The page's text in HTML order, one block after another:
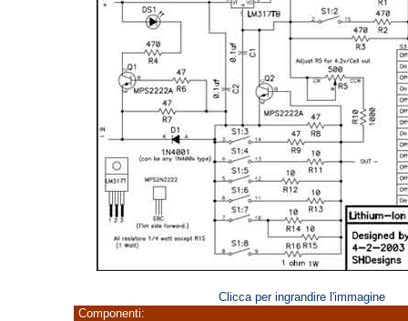
Clicca per ingrandire l'immagine
Componenti: